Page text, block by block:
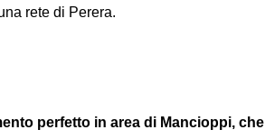
rete di Perera.
perfetto in area di Mancioppi, che